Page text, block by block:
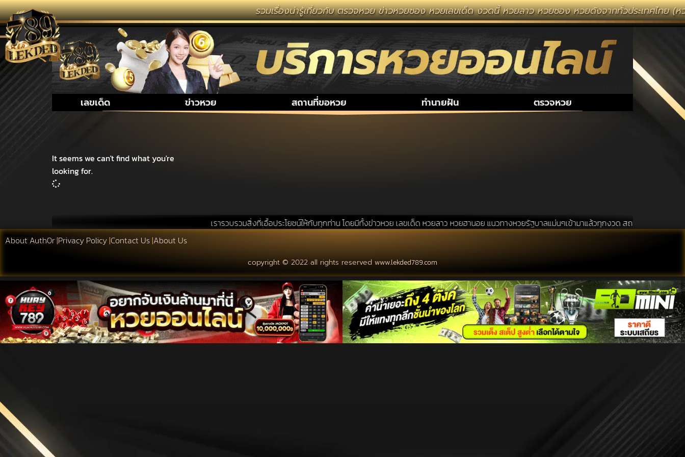
รวมเรื่องน่ารู้เกี่ยวกับ ตรวจหวย ข่าวหวยซอง หวยเลขเด็ด งวดนี้ หวยลาว หวยซอง หวยดังจากทั่วประเทศไทย (หวย
เลขเด็ด ข่าวหวย สถานที่ขอหวย ทำนายฝัน ตรวจหวย
It seems we can't find what you're
looking for.
เรารวบรวมสิ่งที่เอื้อประโยชน์ให้กับทุกท่าน โดยมีทั้งข่าวหวย เลขเด็ด หวยลาว หวยฮานอย แนวทางหวยรัฐบาลแม่นๆเข้ามาแล้วทุกงวด สถานที่ขอหวย
About Auth0r|Privacy Policy|Contact Us|About Us
copyright © 2022 all rights reserved www.lekded789.com